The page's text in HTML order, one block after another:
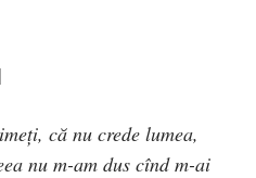
că nu crede lumea,
nu m-am dus cînd m-ai